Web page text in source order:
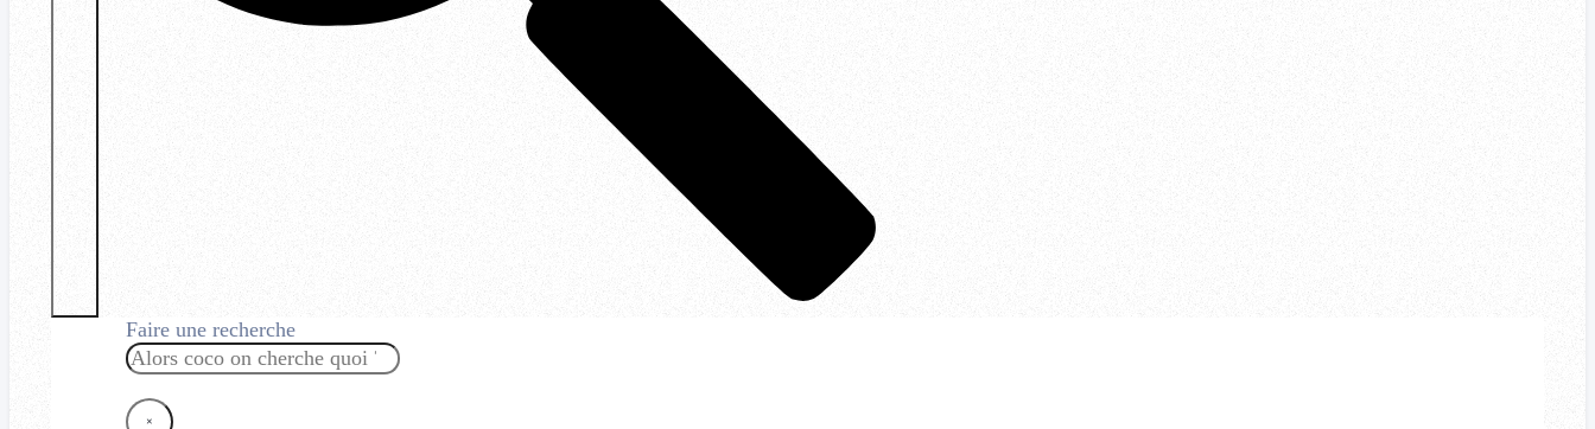
Faire une recherche
Rechercher
×